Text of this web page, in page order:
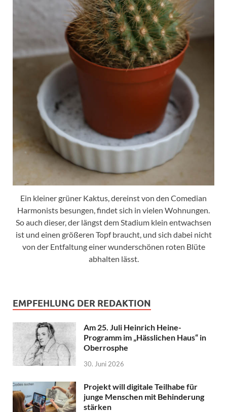
Ein kleiner grüner Kaktus, dereinst von den Comedian
Harmonists besungen, findet sich in vielen Wohnungen.
So auch dieser, der längst dem Stadium klein entwachsen
ist und einen größeren Topf braucht, und sich dabei nicht
von der Entfaltung einer wunderschönen roten Blüte
abhalten lässt.
EMPFEHLUNG DER REDAKTION
Am 25. Juli Heinrich Heine-
Programm im „Hässlichen Haus“ in
Oberrosphe
30. Juni 2026
Projekt will digitale Teilhabe für
junge Menschen mit Behinderung
stärken